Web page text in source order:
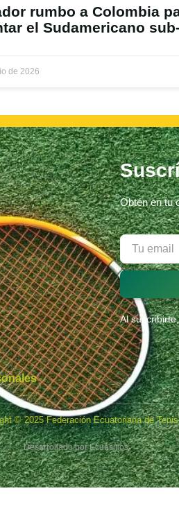
rumbo a Colombia
el Sudamericano
de 2026
Obtén en tu
Al
© 2025 Federación Ecuatoriana de Tenis
Desarrollado porEcuasitios